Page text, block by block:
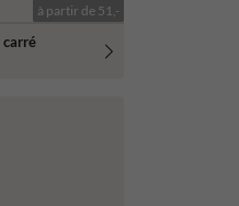
à partir de 51,-
carré